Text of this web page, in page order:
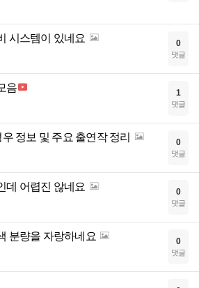
시스템이 있네요 0
댓글
음 1
댓글
정보 및 주요 출연작 정리 0
댓글
데 어렵진 않네요 0
댓글
분량을 자랑하네요 0
댓글